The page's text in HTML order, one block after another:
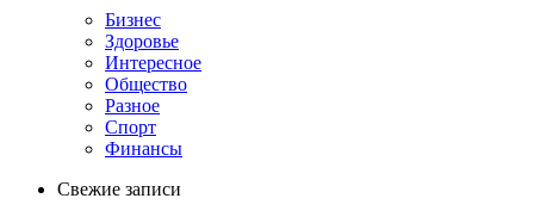
Бизнес
Здоровье
Интересное
Общество
Разное
Спорт
Финансы
Свежие записи